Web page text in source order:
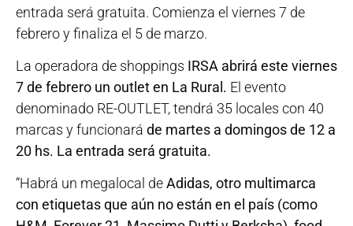
entrada será gratuita. Comienza el viernes 7 de
febrero y finaliza el 5 de marzo.
La operadora de shoppings IRSA abrirá este viernes
7 de febrero un outlet en La Rural. El evento
denominado RE-OUTLET, tendrá 35 locales con 40
marcas y funcionará de martes a domingos de 12 a
20 hs. La entrada será gratuita.
“Habrá un megalocal deAdidas, otro multimarca
con etiquetas que aún no están en el país (como